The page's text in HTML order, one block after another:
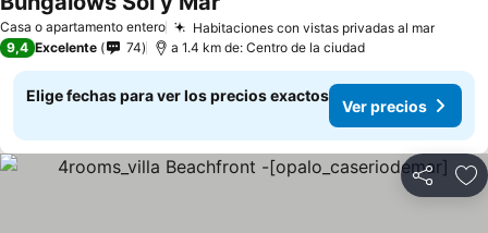
Casa o apartamento entero Habitaciones con vistas privadas al mar
9,4 Excelente 74 a 1.4 km de: Centro de la ciudad
Elige fechas para ver los precios exactos
Ver precios
Compartir